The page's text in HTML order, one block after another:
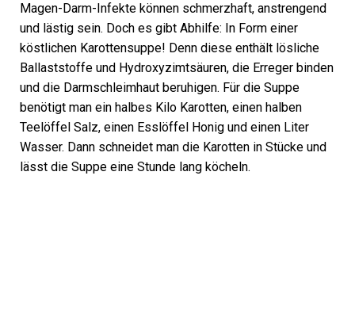
Magen-Darm-Infekte können schmerzhaft, anstrengend
und lästig sein. Doch es gibt Abhilfe: In Form einer
köstlichen Karottensuppe! Denn diese enthält lösliche
Ballaststoffe und Hydroxyzimtsäuren, die Erreger binden
und die Darmschleimhaut beruhigen. Für die Suppe
benötigt man ein halbes Kilo Karotten, einen halben
Teelöffel Salz, einen Esslöffel Honig und einen Liter
Wasser. Dann schneidet man die Karotten in Stücke und
lässt die Suppe eine Stunde lang köcheln.